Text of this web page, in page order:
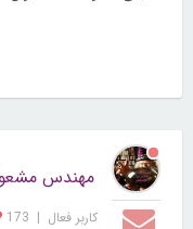
مهندس
کاربر فعال |
173